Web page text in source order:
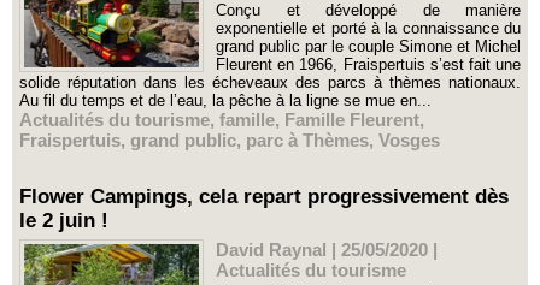
Conçu et développé de manière
exponentielle et porté à la connaissance du
grand public par le couple Simone et Michel
Fleurent en 1966, Fraispertuis s’est fait une
solide réputation dans les écheveaux des parcs à thèmes nationaux.
Au fil du temps et de l’eau, la pêche à la ligne se mue en...
Actualités du tourisme, famille, Famille Fleurent,
Fraispertuis, grand public, parc à Thèmes, Vosges
Flower Campings, cela repart progressivement dès
le 2 juin !
David Raynal | 25/05/2020 |
Actualités du tourisme